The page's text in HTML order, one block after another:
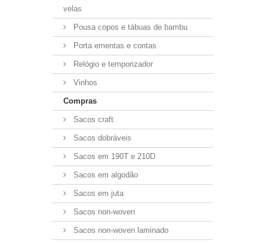
velas
Pousa copos e tábuas de bambu
Porta ementas e contas
Relógio e temporizador
Vinhos
Compras
Sacos craft
Sacos dobráveis
Sacos em 190T e 210D
Sacos em algodão
Sacos em juta
Sacos non-woven
Sacos non-woven laminado